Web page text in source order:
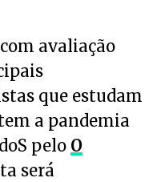
avaliação
que estudam
a pandemia
pelo O
será